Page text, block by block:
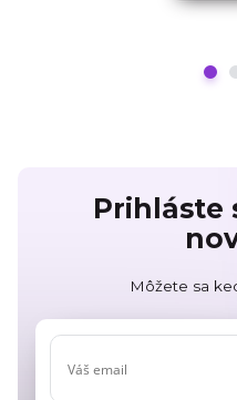
Prihláste
Môžete sa